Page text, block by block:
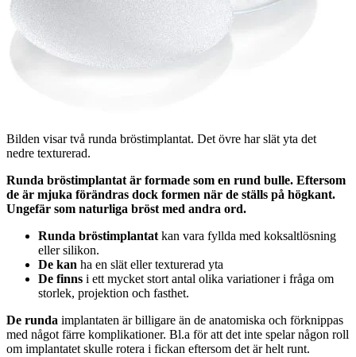
Bilden visar två runda bröstimplantat. Det övre har slät yta det
nedre texturerad.
Runda bröstimplantat är formade som en rund bulle. Eftersom
de är mjuka förändras dock formen när de ställs på högkant.
Ungefär som naturliga bröst med andra ord.
Runda bröstimplantat kan vara fyllda med koksaltlösning
eller silikon.
De kan ha en slät eller texturerad yta
De finns i ett mycket stort antal olika variationer i fråga om
storlek, projektion och fasthet.
De runda implantaten är billigare än de anatomiska och förknippas
med något färre komplikationer. Bl.a för att det inte spelar någon roll
om implantatet skulle rotera i fickan eftersom det är helt runt.